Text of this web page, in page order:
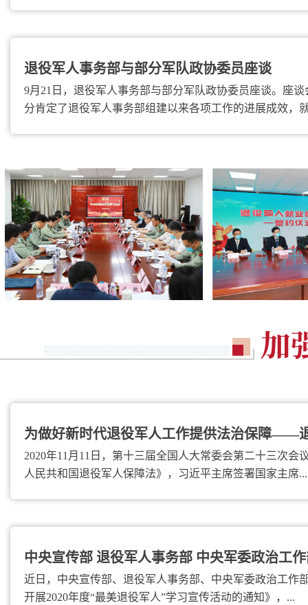
退役军人事务部与部分军队政协委员座谈
9月21日，退役军人事务部与部分军队政协委员座谈。座
分肯定了退役军人事务部组建以来各项工作的进展成效，
为做好新时代退役军人工作提供法治保障——
2020年11月11日，第十三届全国人大常委会第二十三次会
人民共和国退役军人保障法》，习近平主席签署国家主席...
中央宣传部 退役军人事务部 中央军委政治工
近日，中央宣传部、退役军人事务部、中央军委政治工作
开展2020年度“最美退役军人”学习宣传活动的通知》，...